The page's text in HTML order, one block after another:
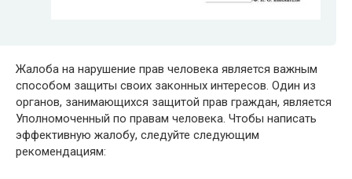
Жалоба на нарушение прав человека является важным
способом защиты своих законных интересов. Один из
органов, занимающихся защитой прав граждан, является
Уполномоченный по правам человека. Чтобы написать
эффективную жалобу, следуйте следующим
рекомендациям: